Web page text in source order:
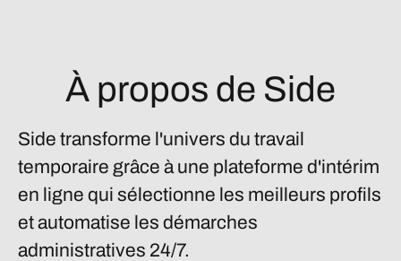
À propos de Side
Side transforme l'univers du travail
temporaire grâce à une plateforme d'intérim
en ligne qui sélectionne les meilleurs profils
et automatise les démarches
administratives 24/7.